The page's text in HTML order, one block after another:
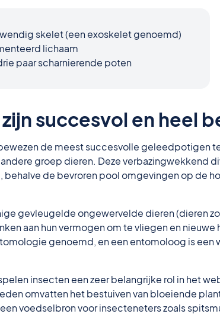
skelet (een exoskelet genoemd)
lichaam
paar scharnierende poten
succesvol en heel
de meest succesvolle geleedpotigen te
groep dieren. Deze verbazingwekkend
behalve de bevroren pool omgevingen op de
gevleugelde ongewervelde dieren (dieren
aan hun vermogen om te vliegen en
genoemd, en een entomoloog is een
insecten een zeer belangrijke rol in het
omvatten het bestuiven van bloeiende
voedselbron voor insecteneters zoals